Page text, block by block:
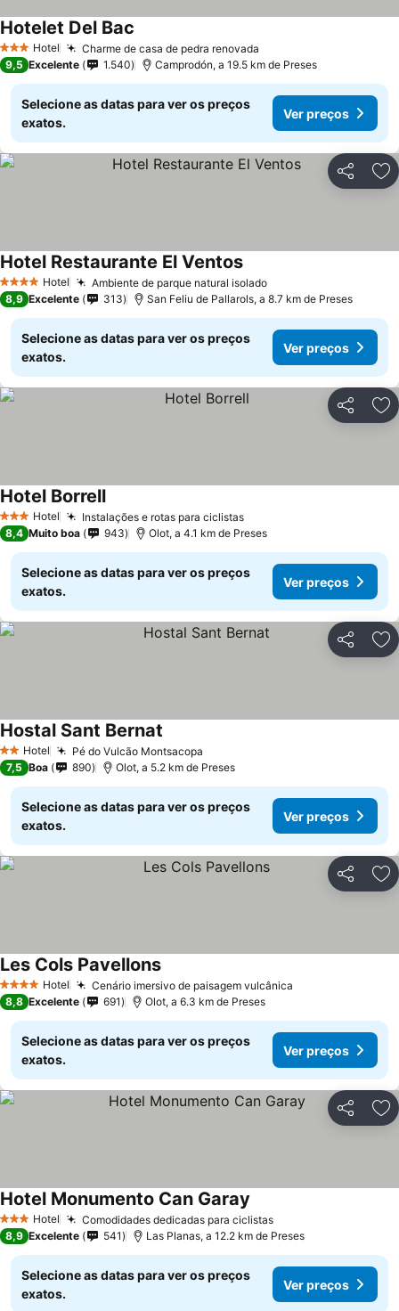
3 EstrelasHotel Charme de casa de pedra renovada
Hotelet Del Bac
9,5 Excelente 1.540 Camprodón, a 19.5 km de Preses
Selecione as datas para ver os preços
exatos.
Ver preços
Partilhar
4 EstrelasHotel Ambiente de parque natural isoladoVer preços
Hotel Restaurante El VentosVer preços
8,9 Excelente 313 San Feliu de Pallarols, a 8.7 km de Preses
Selecione as datas para ver os preços
exatos.
Ver preços
Partilhar
3 EstrelasHotel Instalações e rotas para ciclistasVer preços
Hotel BorrellVer preços
8,4 Muito boa 943 Olot, a 4.1 km de Preses
Selecione as datas para ver os preços
exatos.
Ver preços
Partilhar
2 Estrelas
Hotel Pé do Vulcão Montsacopa
Hostal Sant Bernat
7,5 Boa 890 Olot, a 5.2 km de Preses
Selecione as datas para ver os preços
exatos.
Ver preços
Partilhar
4 EstrelasHotel Cenário imersivo de paisagem vulcânica
Les Cols PavellonsVer preços
8,8 Excelente 691 Olot, a 6.3 km de Preses
Selecione as datas para ver os preços
exatos.
Ver preços
Partilhar
3 EstrelasHotel Comodidades dedicadas para ciclistasVer preços
Hotel Monumento Can Garay
8,9 Excelente 541 Las Planas, a 12.2 km de Preses
Selecione as datas para ver os preços
exatos.
Ver preços